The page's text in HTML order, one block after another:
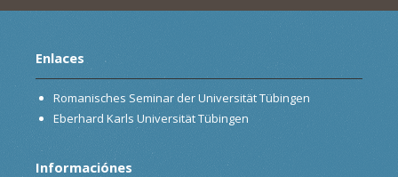
Enlaces
Romanisches Seminar der Universität Tübingen
Eberhard Karls Universität Tübingen
Informaciónes